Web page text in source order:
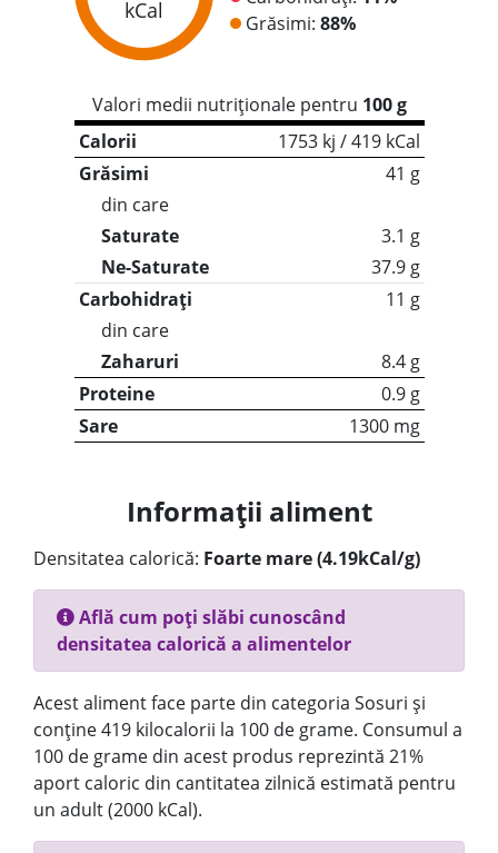
kCal
Grăsimi: 88%
Valori medii nutriționale pentru 100 g
Calorii
1753 kj / 419 kCal
Grăsimi
41 g
din care
Saturate
3.1 g
Ne-Saturate
37.9 g
Carbohidrați
11 g
din care
Zaharuri
8.4 g
Proteine
0.9 g
Sare
1300 mg
Informații aliment
Densitatea calorică: Foarte mare (4.19kCal/g)
Află cum poți slăbi cunoscând
densitatea calorică a alimentelor
Acest aliment face parte din categoria Sosuri și
conține 419 kilocalorii la 100 de grame. Consumul a
100 de grame din acest produs reprezintă 21%
aport caloric din cantitatea zilnică estimată pentru
un adult (2000 kCal).